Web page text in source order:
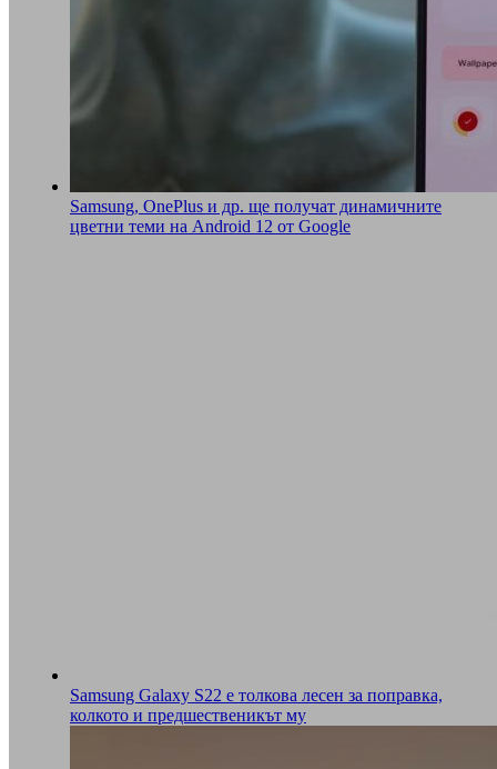
Samsung, OnePlus и др. ще получат динамичните
цветни теми на Android 12 от Google
Samsung Galaxy S22 е толкова лесен за поправка,
колкото и предшественикът му